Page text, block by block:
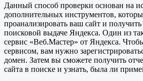
Данный способ проверки основан на
дополнительных инструментов,
проанализировать ваш сайт и
поисковой выдаче Яндекса. Один из
сервис «Веб.Мастер» от Яндекса.
сервисом, вам нужно
домен. Затем вы сможете получить
сайта в поиске и узнать, была ли